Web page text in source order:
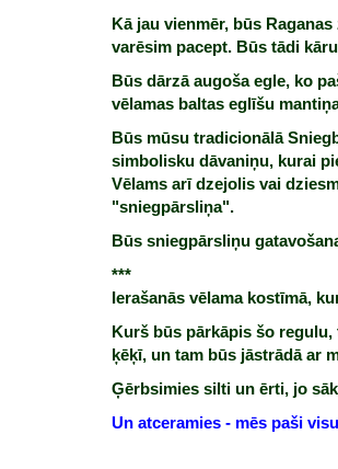
Kā jau vienmēr, būs
varēsim pacept. Būs tādi
Būs dārzā augoša egle, ko
vēlamas baltas eglīšu
Būs mūsu tradicionālā
simbolisku dāvaniņu, kurai
Vēlams arī dzejolis vai
"sniegpārsliņa".
Būs sniegpārsliņu
***
Ierašanās vēlama kostīmā,
Kurš būs pārkāpis šo
ķēķī, un tam būs jāstrādā ar
Ģērbsimies silti un ērti, jo
Un atceramies - mēs paši